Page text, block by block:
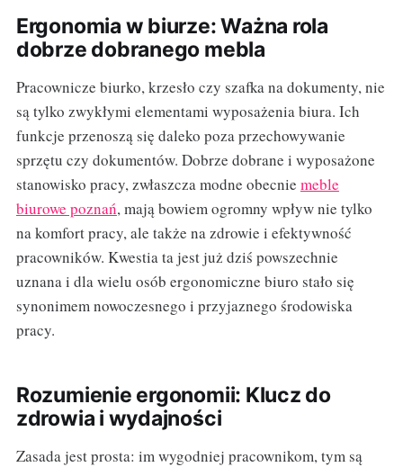
Ergonomia w biurze: Ważna rola
dobrze dobranego mebla
Pracownicze biurko, krzesło czy szafka na dokumenty, nie
są tylko zwykłymi elementami wyposażenia biura. Ich
funkcje przenoszą się daleko poza przechowywanie
sprzętu czy dokumentów. Dobrze dobrane i wyposażone
stanowisko pracy, zwłaszcza modne obecnie meble
biurowe poznań, mają bowiem ogromny wpływ nie tylko
na komfort pracy, ale także na zdrowie i efektywność
pracowników. Kwestia ta jest już dziś powszechnie
uznana i dla wielu osób ergonomiczne biuro stało się
synonimem nowoczesnego i przyjaznego środowiska
pracy.
Rozumienie ergonomii: Klucz do
zdrowia i wydajności
Zasada jest prosta: im wygodniej pracownikom, tym są